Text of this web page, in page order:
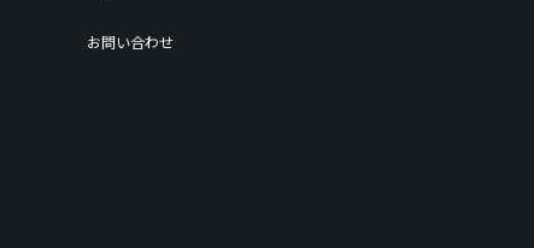
お問い合わせ